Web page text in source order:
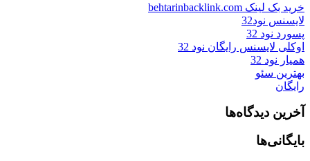
خرید بک لینک behtarinbacklink.com
لایسنس نود32
پسورد نود 32
اوکلی لایسنس رایگان نود 32
همیار نود 32
بهترین سئو
رایگان
آخرین دیدگاه‌ها
بایگانی‌ها